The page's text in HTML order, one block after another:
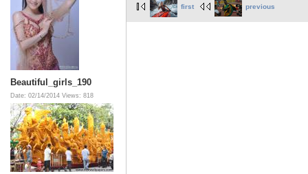
Beautiful_girls_190
Date: 02/14/2014 Views: 818
first previous